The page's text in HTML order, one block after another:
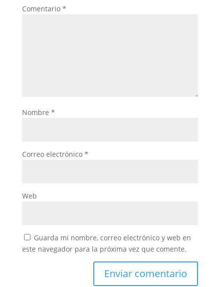
Comentario *
Nombre *
Correo electrónico *
Web
Guarda mi nombre, correo electrónico y web en
este navegador para la próxima vez que comente.